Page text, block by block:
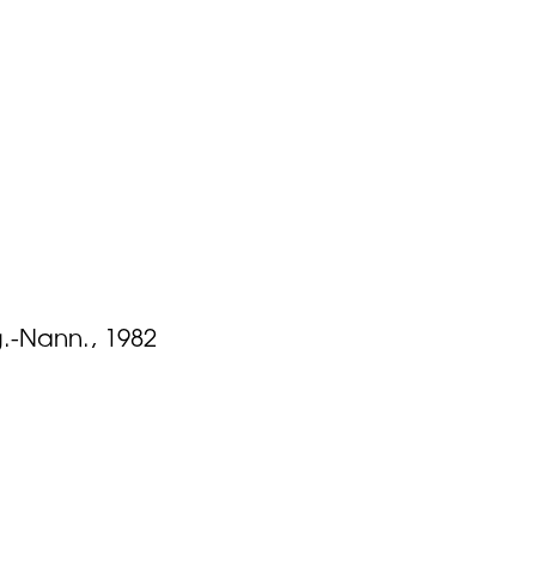
Nann., 1982